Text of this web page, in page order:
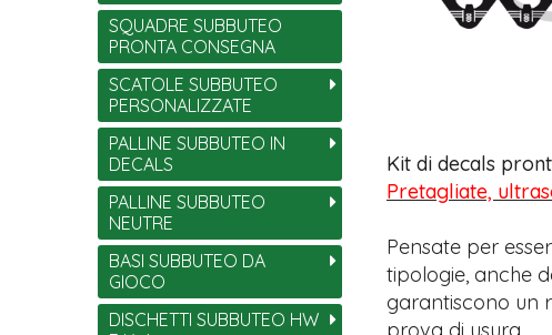
Kit di decals
Pretagliate,
Pensate per
tipologie, anche
garantiscono un
SQUADRE SUBBUTEO
PRONTA CONSEGNA
SCATOLE SUBBUTEO
PERSONALIZZATE
PALLINE SUBBUTEO IN
DECALS
PALLINE SUBBUTEO
NEUTRE
BASI SUBBUTEO DA
GIOCO
DISCHETTI SUBBUTEO HW